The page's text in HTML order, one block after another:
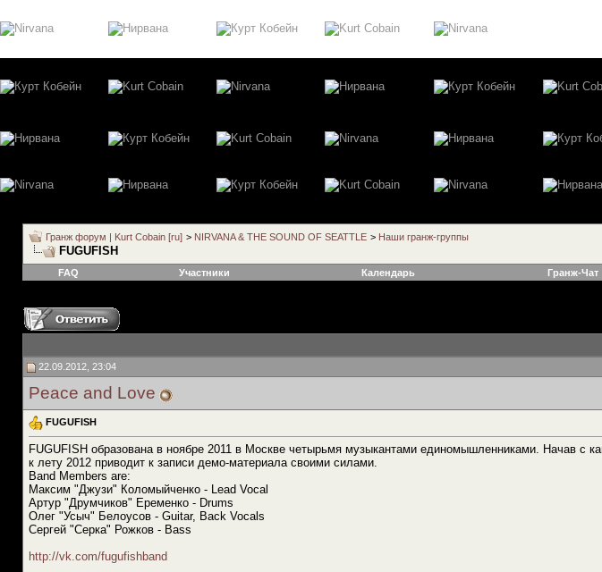
Гранж форум | Kurt Cobain [ru] > NIRVANA & THE SOUND OF SEATTLE > Наши гранж-группы
FUGUFISH
FAQ
Участники Календарь Гранж-Чат
22.09.2012, 23:04
Peace and Love
FUGUFISH
FUGUFISH образована в ноябре 2011 в Москве четырьмя музыкантами единомышленниками. Начав с
к лету 2012 приводит к записи демо-материала своими силами.
Band Members are:
Максим "Джузи" Коломыйченко - Lead Vocal
Артур "Друмчиков" Еременко - Drums
Олег "Усыч" Белоусов - Guitar, Back Vocals
Сергей "Серка" Рожков - Bass
http://vk.com/fugufishband